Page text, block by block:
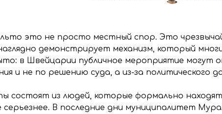
это не просто местный спор. Это
демонстрирует механизм, который
в Швейцарии публичное мероприятие могут
и не по решению суда, а из-за политического
состоят из людей, которые формально
В последние дни муниципалитет